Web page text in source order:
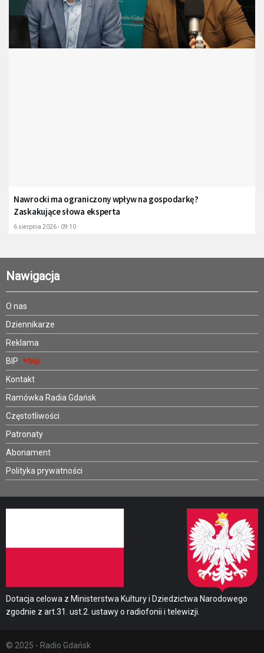
Nawrocki ma ograniczony wpływ na gospodarkę?
Zaskakujące słowa eksperta
6 sierpnia 2026 - 09:10
Nawigacja
O nas
Dziennikarze
Reklama
BIP
Kontakt
Ramówka Radia Gdańsk
Częstotliwości
Patronaty
Abonament
Polityka prywatności
Dotacja celowa z Ministerstwa Kultury i Dziedzictwa Narodowego
zgodnie z art.31. ust.2. ustawy o radiofonii i telewizji.
© 2025 - Radio Gdańsk